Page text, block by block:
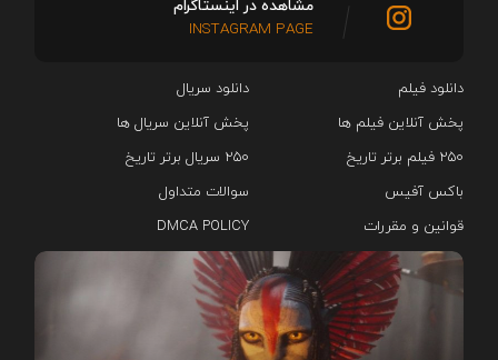
دانلود فیلم
دانلود سریال‌
پخش آنلاین فیلم ها
پخش آنلاین سریال ها
۲۵۰ فیلم برتر تاریخ
۲۵۰ سریال برتر تاریخ
باکس آفیس
سوالات متداول
قوانین و مقررات
DMCA POLICY
مشاهده در اینستاگرام
INSTAGRAM PAGE